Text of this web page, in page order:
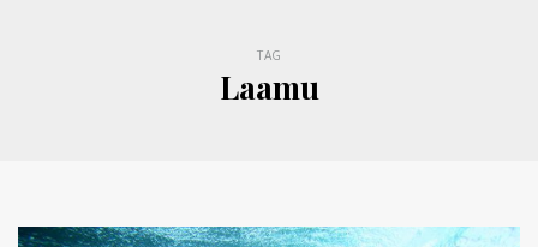
TAG
Laamu